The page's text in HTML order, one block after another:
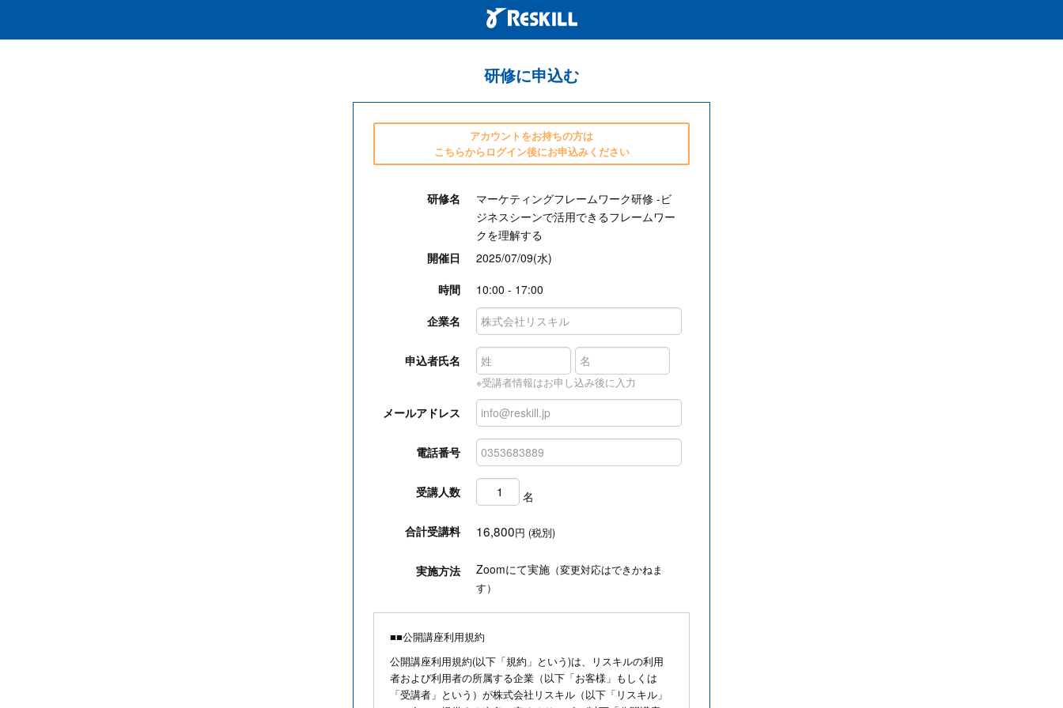
研修に申込む
アカウントをお持ちの方は
こちらからログイン後にお申込みください
研修名
マーケティングフレームワーク研修 ‐ビ
ジネスシーンで活用できるフレームワー
クを理解する
開催日
2025/07/09(水)
時間
10:00 - 17:00
企業名
申込者氏名
※受講者情報はお申し込み後に入力
メールアドレス
電話番号
受講人数 名
合計受講料 16,800円 (税別)
実施方法 Zoomにて実施 （変更対応はできかねま
す）
■■公開講座利用規約
公開講座利用規約(以下「規約」という)は、リスキルの利用
者および利用者の所属する企業（以下「お客様」もしくは
「受講者」という）が株式会社リスキル（以下「リスキル」